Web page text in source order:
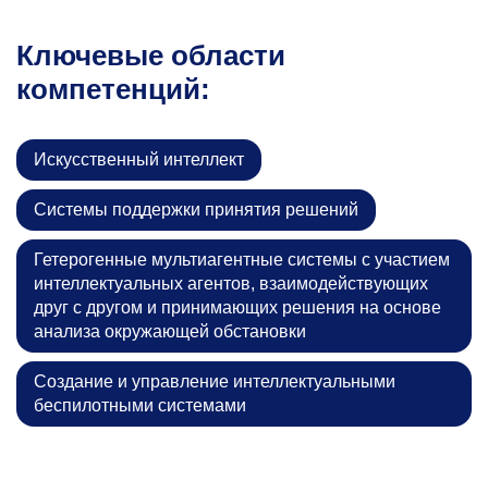
Ключевые области
компетенций:
Искусственный интеллект
Системы поддержки принятия решений
Гетерогенные мультиагентные системы с участием
интеллектуальных агентов, взаимодействующих
друг с другом и принимающих решения на основе
анализа окружающей обстановки
Создание и управление интеллектуальными
беспилотными системами